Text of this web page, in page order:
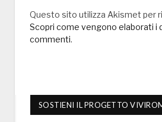
Questo sito utilizza Akismet per
Scopri come vengono elaborati i
commenti.
SOSTIENI IL PROGETTO